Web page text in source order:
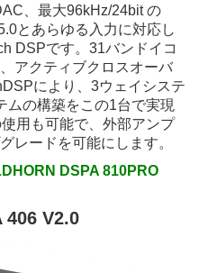
、最大96kHz/24bit の
とあらゆる入力に対応し
DSPです。31バンドイコ
アクティブクロスオーバ
により、3ウェイシステ
ムの構築をこの1台で実現
用も可能で、外部アンプ
レードを可能にします。
DSPA 810PRO
406 V2.0